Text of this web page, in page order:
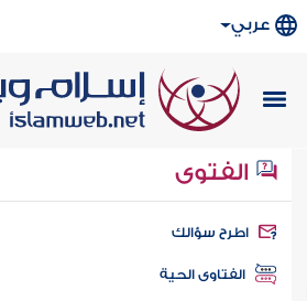
عربي
الفتوى
سؤالك